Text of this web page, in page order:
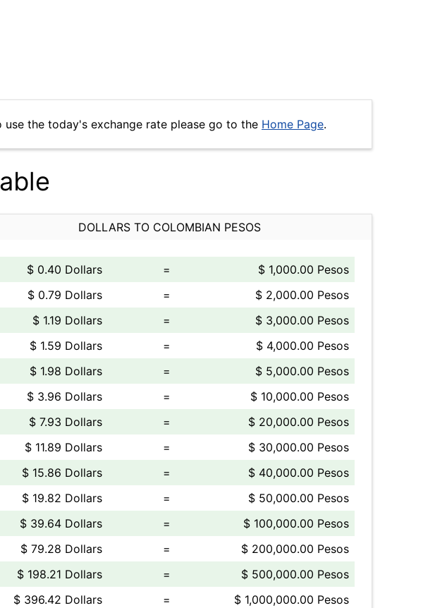
the today's exchange rate please go to the Home Page.
DOLLARS TO COLOMBIAN PESOS
$ 0.40 Dollars =
$ 1,000.00 Pesos
$ 0.79 Dollars
=
$ 2,000.00 Pesos
$ 1.19 Dollars
=
$ 3,000.00 Pesos
$ 1.59 Dollars
=
$ 4,000.00 Pesos
$ 1.98 Dollars
=
$ 5,000.00 Pesos
$ 3.96 Dollars
=
$ 10,000.00 Pesos
$ 7.93 Dollars
=
$ 20,000.00 Pesos
$ 11.89 Dollars
=
$ 30,000.00 Pesos
$ 15.86 Dollars
=
$ 40,000.00 Pesos
$ 19.82 Dollars
=
$ 50,000.00 Pesos
$ 39.64 Dollars
=
$ 100,000.00 Pesos
$ 79.28 Dollars
=
$ 200,000.00 Pesos
$ 198.21 Dollars
=
$ 500,000.00 Pesos
$ 396.42 Dollars
= $ 1,000,000.00 Pesos